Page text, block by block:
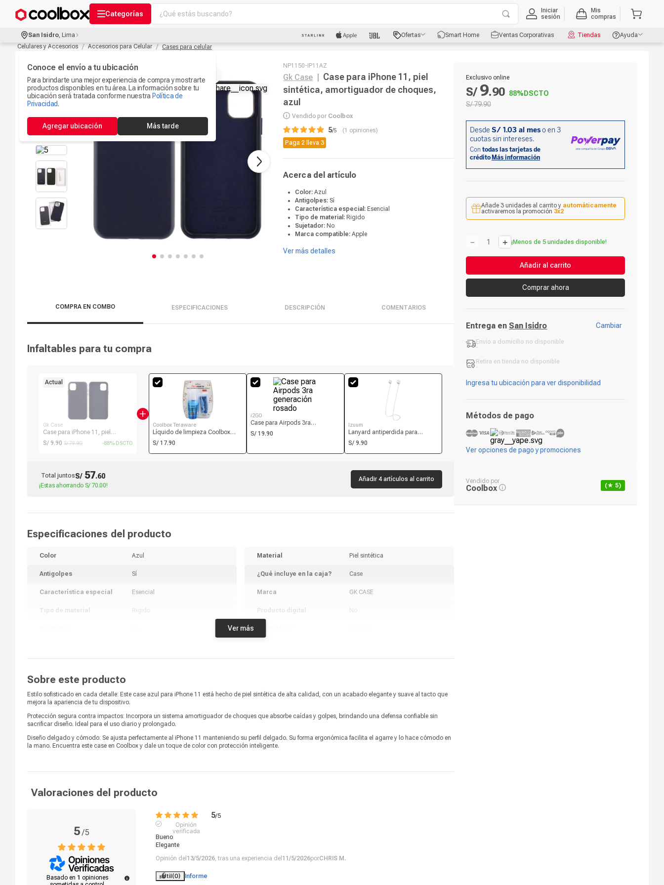
Categorías
¿Qué estás buscando?
1.
Audífonos Con Bluetooth
3.
Ipad
Microfono
Iphone 17
Iniciar
sesión
Mis
compras
San Isidro, Lima
Conoce el envío a tu ubicación
Para brindarte una mejor experiencia de compra y mostrarte
productos disponibles en tu área. La información sobre tu
ubicación será tratada conforme nuestra Política de
Privacidad.
Agregar ubicación Más tarde
Ofertas Smart Home Ventas Corporativas Tiendas
Ayuda
Celulares y Accesorios
Accesorios para Celular Cases para celular
NP1150-IP11AZ
Gk Case
Case para iPhone 11, piel
sintética, amortiguador de choques,
azul
Vendido por Coolbox
5/ 1 opiniones
Paga 2 lleva 3
Acerca del artículo
Color:Azul
Antigolpes: Sí
Característica especial: Esencial
Tipo de material: Rigido
Sujetador: No
Marca compatible:Apple
Ver más detalles
COMPRA EN COMBO ESPECIFICACIONES DESCRIPCIÓN COMENTARIOS
Infaltables para tu compra
Actual
Gk Case
Case para iPhone 11, piel
sintética, amortiguador de
S/ 9.90 S/ 79.90 -88% DSCTO
Coolbox Teraware
Líquido de limpieza Coolbox
Teraware para pantallas 200 ml
S/ 17.90
i2GO
Case para Airpods 3ra
generación rosado
S/ 19.90
Izuum
Lanyard antiperdida para
audífonos Izuum imantado,
S/ 9.90
Total juntosS/ 57.60
¡Estas ahorrando S/ 70.00!
Añadir 4 artículos al carrito
Especificaciones del producto
Color Azul
Antigolpes Sí
Característica especial Esencial
Tipo de material Rigido
Material Piel sintética
¿Qué incluye en la caja? Case
Marca GK CASE
Producto digital No
Ver más
Sobre este producto
Estilo sofisticado en cada detalle: Este case azul para iPhone 11 está hecho de piel sintética de alta calidad, con un acabado elegante y suave al tacto que
mejora la apariencia de tu dispositivo.
Protección segura contra impactos: Incorpora un sistema amortiguador de choques que absorbe caídas y golpes, brindando una defensa confiable sin
sacrificar diseño. Ideal para el uso diario y prolongado.
Diseño delgado y cómodo: Se ajusta perfectamente al iPhone 11 manteniendo su perfil delgado. Su forma ergonómica facilita el agarre y lo hace cómodo en
la mano. Encuentra este case en Coolbox y dale un toque de color con protección inteligente.
Valoraciones del producto
5/5
Basado en 1 opiniones
5/5
Opinión
verificada
Bueno
Elegante
Opinión del 13/5/2026, tras una experiencia del 11/5/2026porCHRIS M.
Útil(0) Informe
Exclusivo online
S/ 9.90 88% DSCTO
S/79.90
Añade 3 unidades al carrito y automáticamente
activaremos la promoción 3x2
＋
－ ¡Menos de 5 unidades disponible!
Añadir al carrito
Comprar ahora
Entrega en San Isidro Cambiar
Envío a domicilio no disponible
-
Retira en tienda no disponible
-
Ingresa tu ubicación para ver disponibilidad
Métodos de pago
Ver opciones de pago y promociones
Vendido por
Coolbox (★ 5)